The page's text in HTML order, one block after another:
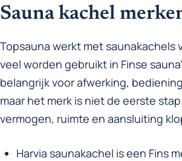
Sauna kachel
Topsauna werkt met saunakachels
veel worden gebruikt in Finse
belangrijk voor afwerking,
maar het merk is niet de eerste
vermogen, ruimte en aansluiting
Harvia saunakachel is een Fins